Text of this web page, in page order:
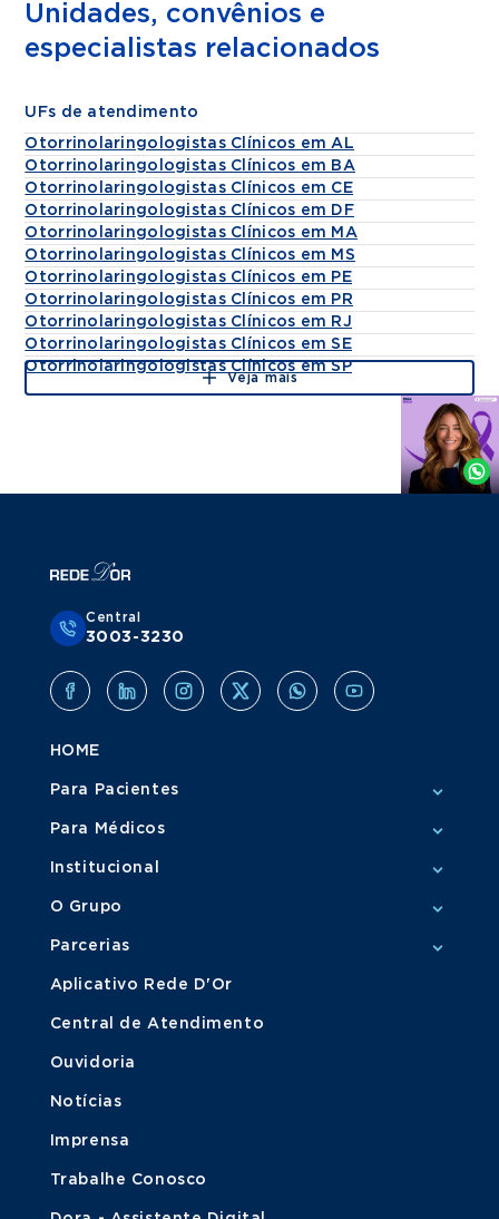
Unidades, convênios e
especialistas relacionados
UFs de atendimento
Otorrinolaringologistas Clínicos em AL
Otorrinolaringologistas Clínicos em BA
Otorrinolaringologistas Clínicos em CE
Otorrinolaringologistas Clínicos em DF
Otorrinolaringologistas Clínicos em MA
Otorrinolaringologistas Clínicos em MS
Otorrinolaringologistas Clínicos em PE
Otorrinolaringologistas Clínicos em PR
Otorrinolaringologistas Clínicos em RJ
Otorrinolaringologistas Clínicos em SE
Otorrinolaringologistas Clínicos em SP
Veja mais
Agende
Whatsapp
Central
3003-3230
HOME
Para Pacientes
Para Médicos
Institucional
O Grupo
Parcerias
Aplicativo Rede D'Or
Central de Atendimento
Ouvidoria
Notícias
Imprensa
Trabalhe Conosco